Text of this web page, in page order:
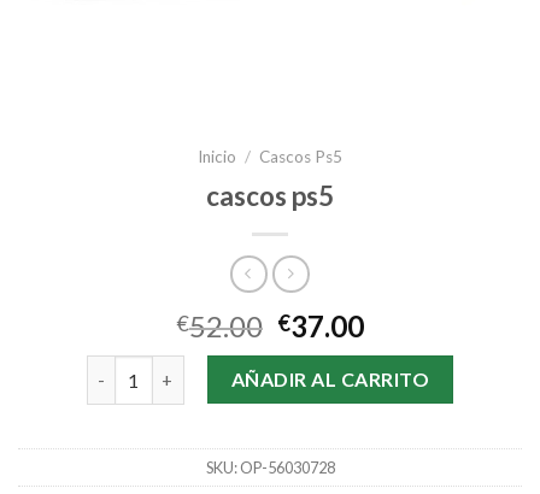
Inicio / Cascos Ps5
cascos ps5
€52.00 €37.00
cascos ps5 cantidadAÑADIR AL CARRITO
SKU:OP-56030728